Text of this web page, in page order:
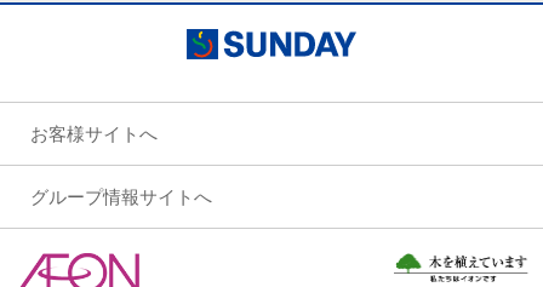
お客様サイトへ
グループ情報サイトへ